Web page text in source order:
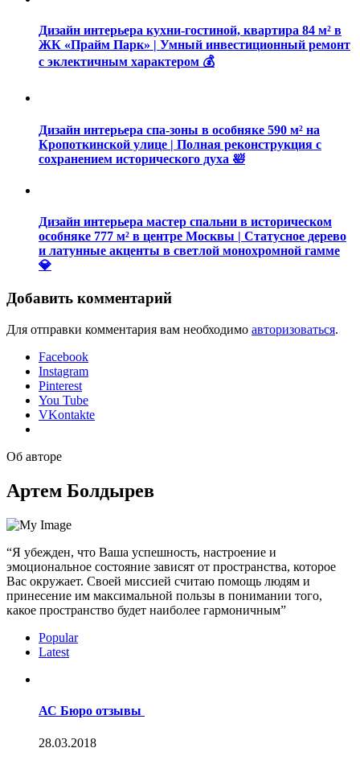
Дизайн интерьера кухни-гостиной, квартира 84 м² в
ЖК «Прайм Парк» | Умный инвестиционный ремонт
с эклектичным характером 💰
Дизайн интерьера спа-зоны в особняке 590 м² на
Кропоткинской улице | Полная реконструкция с
сохранением исторического духа 🛀
Дизайн интерьера мастер спальни в историческом
особняке 777 м² в центре Москвы | Статусное дерево
и латунные акценты в светлой монохромной гамме
💎
Добавить комментарий
Для отправки комментария вам необходимо авторизоваться.
Facebook
Instagram
Pinterest
You Tube
VKontakte
Об авторе
Артем Болдырев
“Я убежден, что Ваша успешность, настроение и
эмоциональное состояние зависят от пространства, которое
Вас окружает. Своей миссией считаю помощь людям и
принесение им максимальной пользы в понимании того,
какое пространство будет наиболее гармоничным”
Popular
Latest
АС Бюро отзывы
28.03.2018